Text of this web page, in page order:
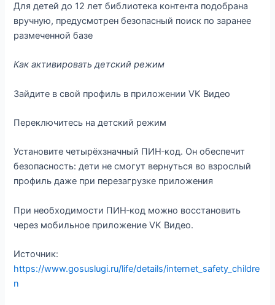
Для детей до 12 лет библиотека контента подобрана
вручную, предусмотрен безопасный поиск по заранее
размеченной базе
Как активировать детский режим
Зайдите в свой профиль в приложении VK Видео
Переключитесь на детский режим
Установите четырёхзначный ПИН‑код. Он обеспечит
безопасность: дети не смогут вернуться во взрослый
профиль даже при перезагрузке приложения
При необходимости ПИН‑код можно восстановить
через мобильное приложение VK Видео.
Источник:
https://www.gosuslugi.ru/life/details/internet_safety_childre
n